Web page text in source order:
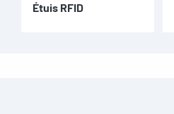
Étuis RFID